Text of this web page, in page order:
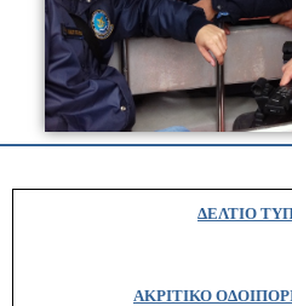
ΔΕΛΤΙΟ
ΑΚΡΙΤΙΚΟ